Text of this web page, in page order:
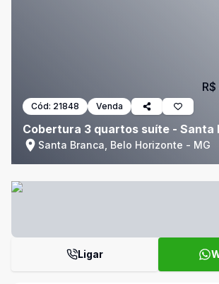
Cód: 21848 Venda
Cobertura 3 quartos suíte - Santa
Santa Branca, Belo Horizonte - MG
Ligar